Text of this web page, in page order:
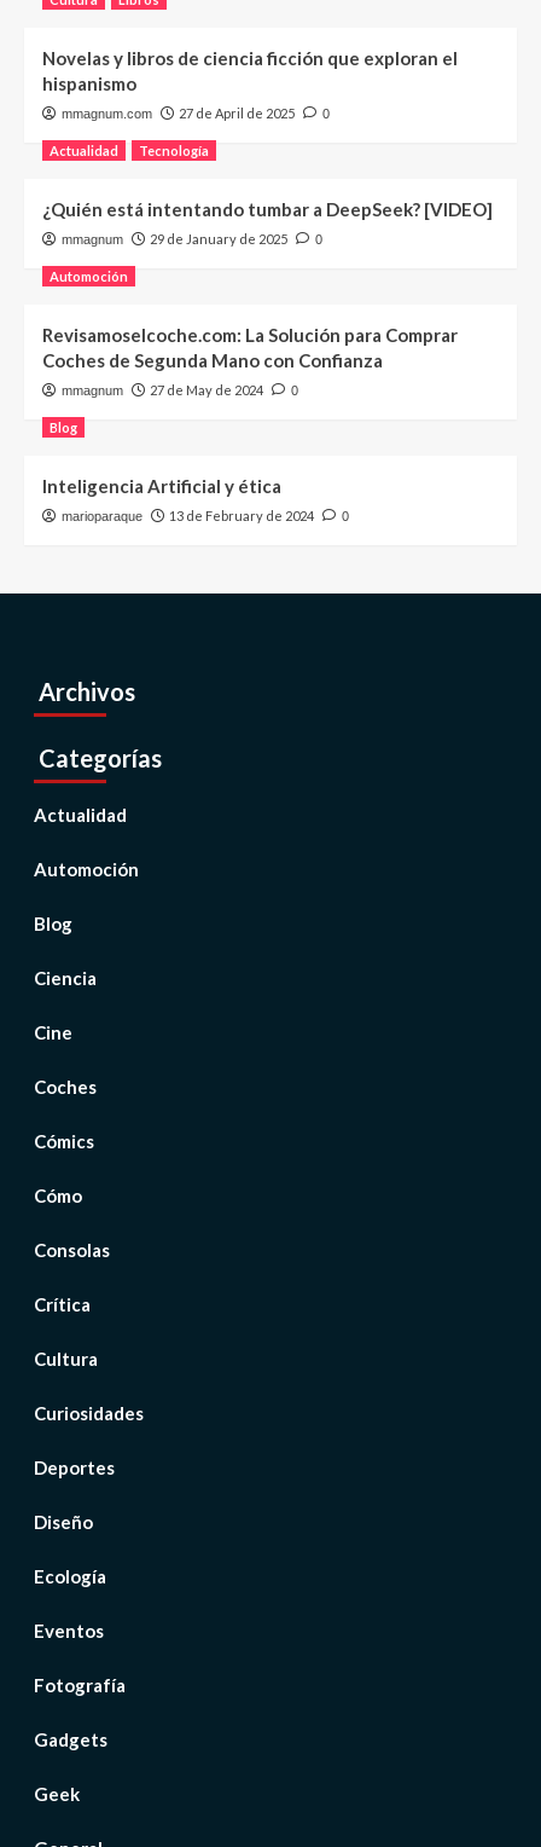
Novelas y libros de ciencia ficción que exploran el
hispanismo
mmagnum.com 27 de April de 2025 0
Actualidad Tecnología
¿Quién está intentando tumbar a DeepSeek? [VIDEO]
mmagnum 29 de January de 2025 0
Automoción
Revisamoselcoche.com: La Solución para Comprar
Coches de Segunda Mano con Confianza
mmagnum 27 de May de 2024 0
Blog
Inteligencia Artificial y ética
marioparaque 13 de February de 2024 0
Archivos
Categorías
Actualidad
Automoción
Blog
Ciencia
Cine
Coches
Cómics
Cómo
Consolas
Crítica
Cultura
Curiosidades
Deportes
Diseño
Ecología
Eventos
Fotografía
Gadgets
Geek